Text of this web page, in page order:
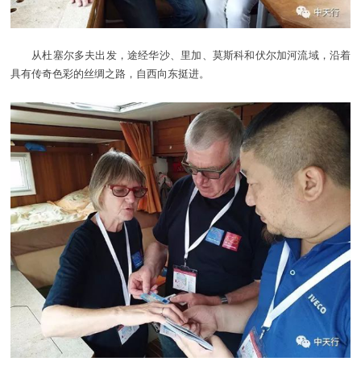
从杜塞尔多夫出发，途经华沙、里加、莫斯科和伏尔加河流域，沿着
具有传奇色彩的丝绸之路，自西向东挺进。